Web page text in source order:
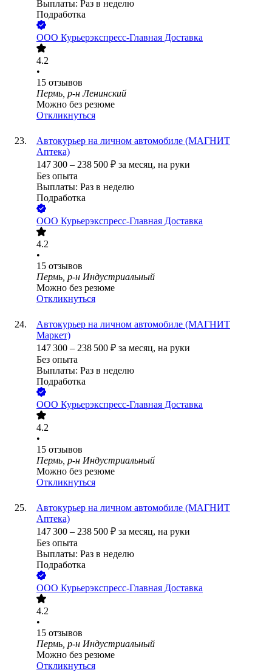
Выплаты: Раз в неделю
Подработка
ООО Курьерэкспресс-Главная Доставка
4.2
•
15 отзывов
Пермь, р-н Ленинский
Можно без резюме
Откликнуться
Автокурьер на личном автомобиле (МАГНИТ
Аптека)
147 300 – 238 500 ₽ за месяц, на руки
Без опыта
Выплаты: Раз в неделю
Подработка
ООО Курьерэкспресс-Главная Доставка
4.2
•
15 отзывов
Пермь, р-н Индустриальный
Можно без резюме
Откликнуться
Автокурьер на личном автомобиле (МАГНИТ
Маркет)
147 300 – 238 500 ₽ за месяц, на руки
Без опыта
Выплаты: Раз в неделю
Подработка
ООО Курьерэкспресс-Главная Доставка
4.2
•
15 отзывов
Пермь, р-н Индустриальный
Можно без резюме
Откликнуться
Автокурьер на личном автомобиле (МАГНИТ
Аптека)
147 300 – 238 500 ₽ за месяц, на руки
Без опыта
Выплаты: Раз в неделю
Подработка
ООО Курьерэкспресс-Главная Доставка
4.2
•
15 отзывов
Пермь, р-н Индустриальный
Можно без резюме
Откликнуться